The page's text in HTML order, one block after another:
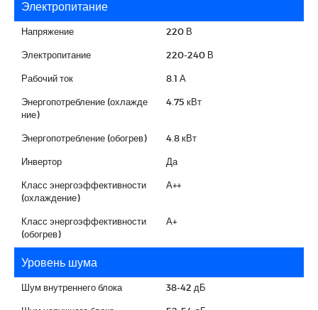
Электропитание
Напряжение 220 В
Электропитание 220-240 В
Рабочий ток 8.1 А
Энергопотребление (охлажде
ние)
4.75 кВт
Энергопотребление (обогрев) 4.8 кВт
Инвертор Да
Класс энергоэффективности
(охлаждение)
А++
Класс энергоэффективности
(обогрев)
А+
Уровень шума
Шум внутреннего блока 38-42 дБ